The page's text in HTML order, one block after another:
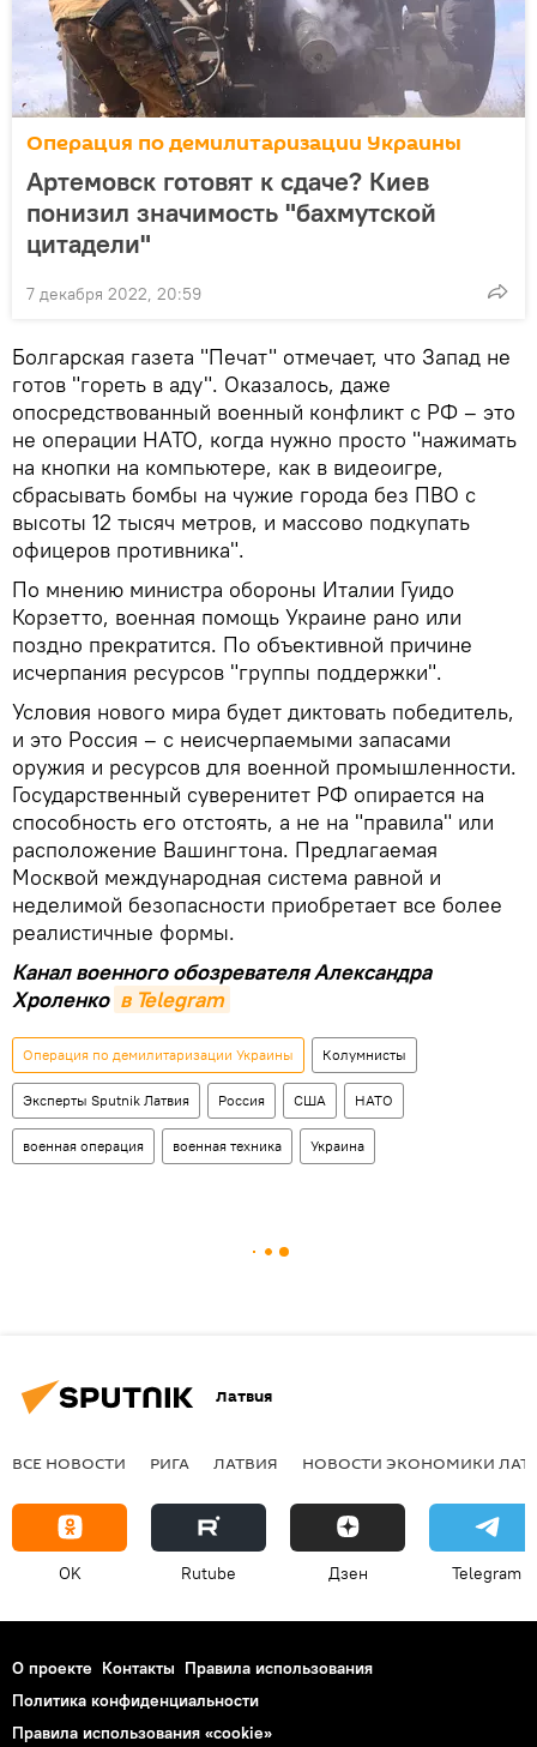
Операция по демилитаризации Украины
Артемовск готовят к сдаче? Киев
понизил значимость "бахмутской
цитадели"
7 декабря 2022, 20:59
Болгарская газета "Печат" отмечает, что Запад не
готов "гореть в аду". Оказалось, даже
опосредствованный военный конфликт с РФ – это
не операции НАТО, когда нужно просто "нажимать
на кнопки на компьютере, как в видеоигре,
сбрасывать бомбы на чужие города без ПВО с
высоты 12 тысяч метров, и массово подкупать
офицеров противника".
По мнению министра обороны Италии Гуидо
Корзетто, военная помощь Украине рано или
поздно прекратится. По объективной причине
исчерпания ресурсов "группы поддержки".
Условия нового мира будет диктовать победитель,
и это Россия – с неисчерпаемыми запасами
оружия и ресурсов для военной промышленности.
Государственный суверенитет РФ опирается на
способность его отстоять, а не на "правила" или
расположение Вашингтона. Предлагаемая
Москвой международная система равной и
неделимой безопасности приобретает все более
реалистичные формы.
Канал военного обозревателя Александра
Хроленко в Telegram
Операция по демилитаризации Украины Колумнисты
Эксперты Sputnik Латвия Россия США НАТО
военная операция военная техника Украина
Латвия
ВСЕ НОВОСТИ РИГА ЛАТВИЯ НОВОСТИ ЭКОНОМИКИ
OK Rutube Дзен Telegram
О проекте Контакты Правила использования
Политика конфиденциальности
Правила использования «cookie»